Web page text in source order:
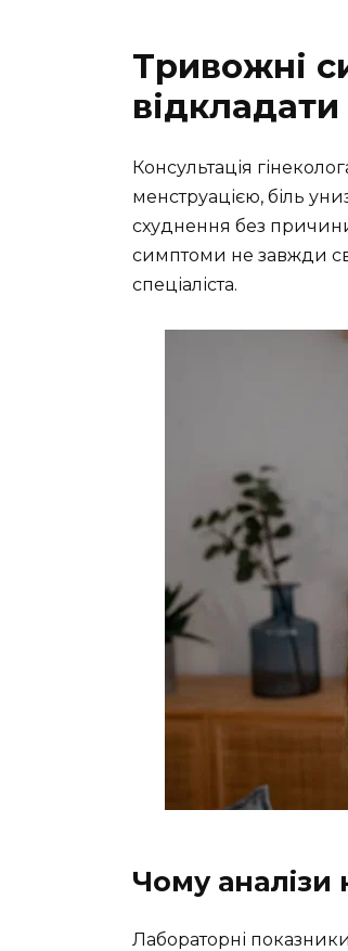
Тривожні
відкладати
Консультація
менструацією, біль
схуднення без
симптоми не завжди
спеціаліста.
Чому аналізи
Лабораторні